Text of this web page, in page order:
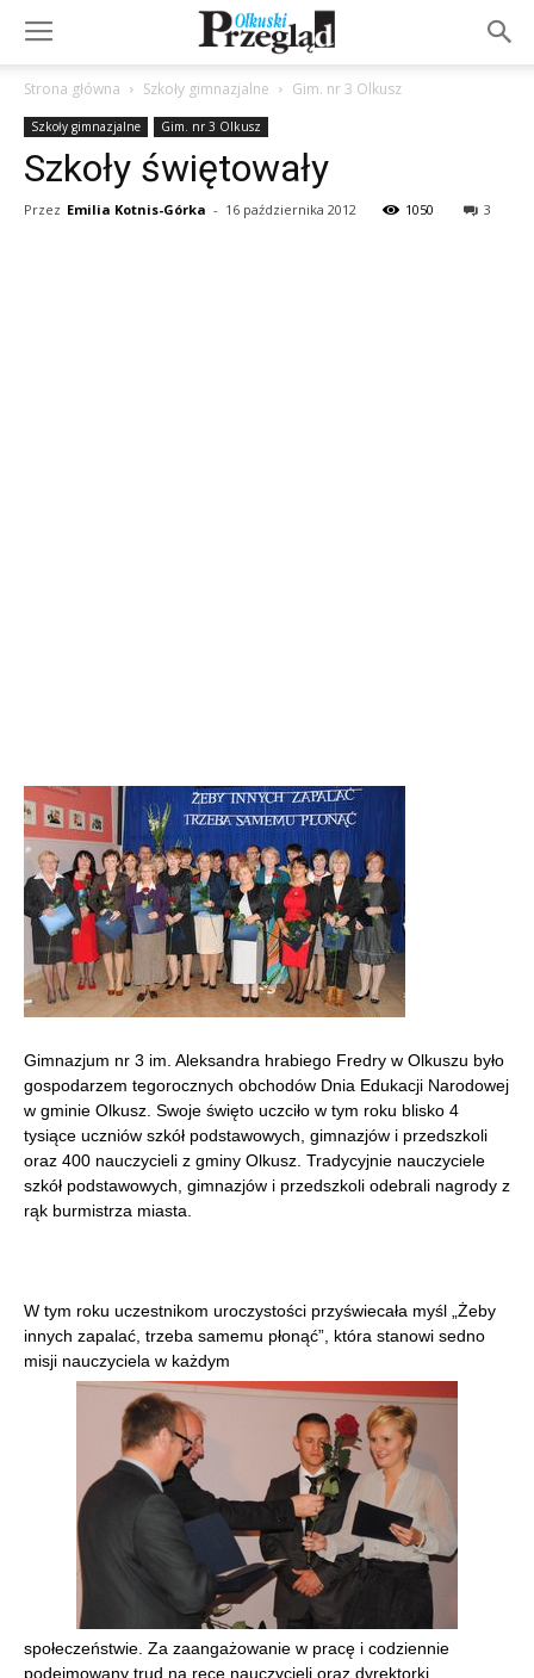
Strona główna Szkoły gimnazjalne Gim. nr 3 Olkusz
Szkoły gimnazjalne Gim. nr 3 Olkusz
Szkoły świętowały
Przez Emilia Kotnis-Górka - 16 października 2012 1050 3
Gimnazjum nr 3 im. Aleksandra hrabiego Fredry w Olkuszu było
gospodarzem tegorocznych obchodów Dnia Edukacji Narodowej
w gminie Olkusz. Swoje święto uczciło w tym roku blisko 4
tysiące uczniów szkół podstawowych, gimnazjów i przedszkoli
oraz 400 nauczycieli z gminy Olkusz. Tradycyjnie nauczyciele
szkół podstawowych, gimnazjów i przedszkoli odebrali nagrody z
rąk burmistrza miasta.
W tym roku uczestnikom uroczystości przyświecała myśl „Żeby
innych zapalać, trzeba samemu płonąć”, która stanowi sedno
misji nauczyciela w każdym
społeczeństwie. Za zaangażowanie w pracę i codziennie
podejmowany trud na ręce nauczycieli oraz dyrektorki